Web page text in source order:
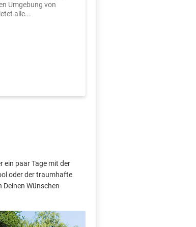
Umgebung von
alle...
ein paar Tage mit der
oder der traumhafte
Wünschen